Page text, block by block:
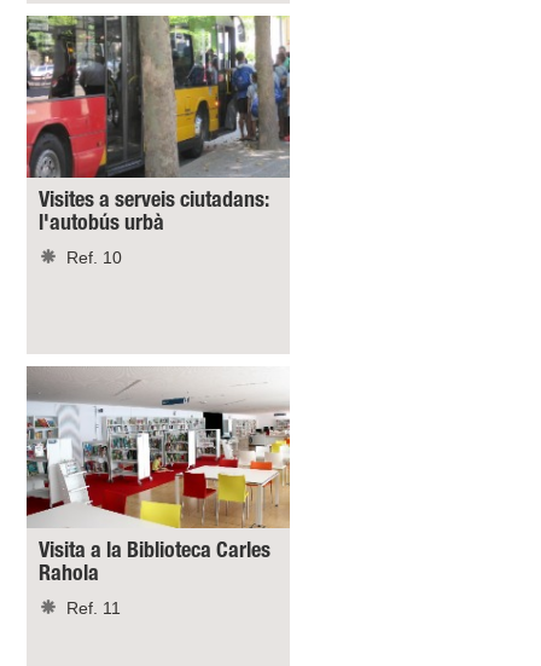
Visites a serveis ciutadans:
l'autobús urbà
Ref. 10
Visita a la Biblioteca Carles
Rahola
Ref. 11